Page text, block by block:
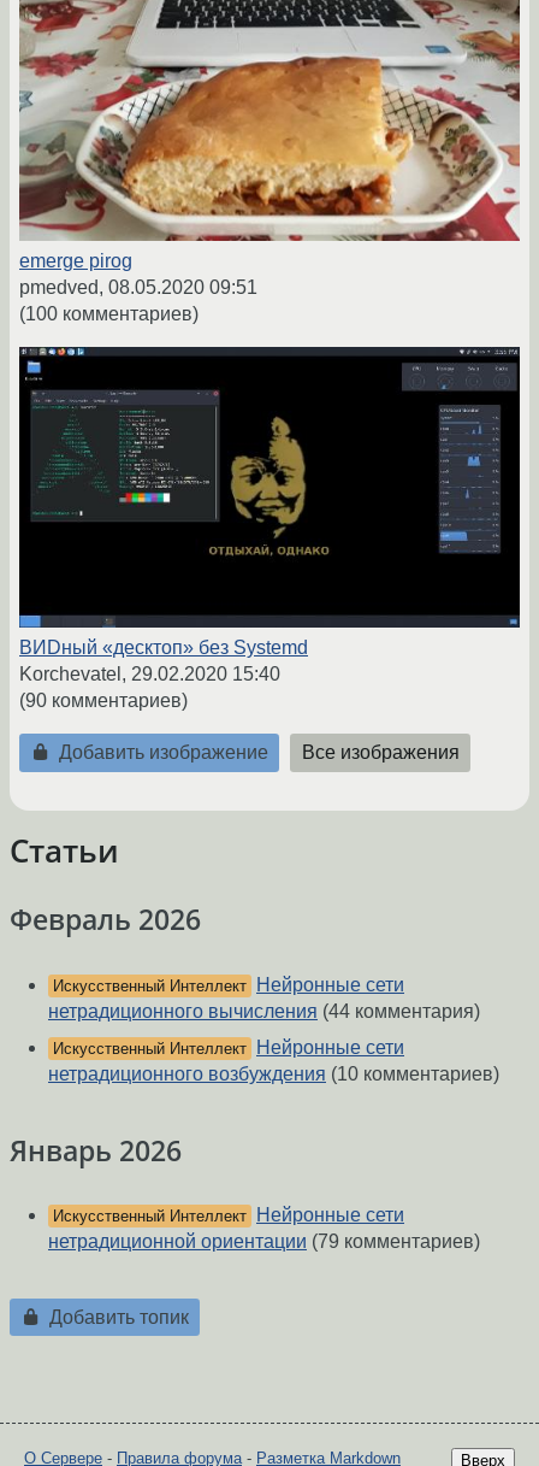
emerge pirog
pmedved, 08.05.2020 09:51
(100 комментариев)
ВИDный «десктоп» без Systemd
Korchevatel, 29.02.2020 15:40
(90 комментариев)
Добавить изображение Все изображения
Статьи
Февраль 2026
Искусственный Интеллект
Нейронные сети
нетрадиционного вычисления (44 комментария)
Искусственный Интеллект
Нейронные сети
нетрадиционного возбуждения (10 комментариев)
Январь 2026
Искусственный Интеллект
Нейронные сети
нетрадиционной ориентации (79 комментариев)
Добавить топик
Вверх
О Сервере - Правила форума- Разметка Markdown